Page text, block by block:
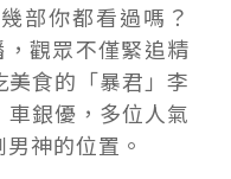
部你都看過嗎？
觀眾不僅緊追精
食的「暴君」李
銀優，多位人氣
神的位置。